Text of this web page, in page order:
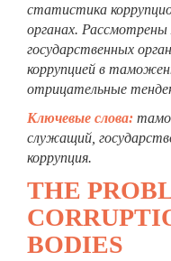
статистика
органах.
государственных
коррупцией в
отрицательные
Ключевые слова:
служащий,
коррупция.
THE
BODIES